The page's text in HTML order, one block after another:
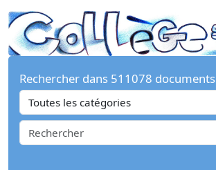
Rechercher dans 511078 documents